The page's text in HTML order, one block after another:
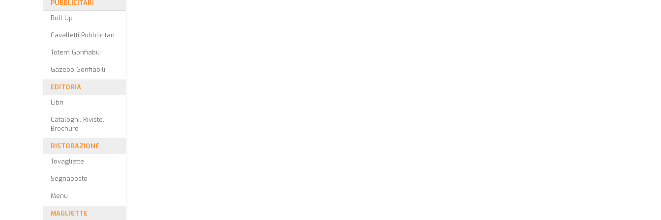
PUBBLICITARI
Roll Up
Cavalletti Pubblicitari
Totem Gonfiabili
Gazebo Gonfiabili
EDITORIA
Libri
Cataloghi, Riviste,
Brochure
RISTORAZIONE
Tovagliette
Segnaposto
Menu
MAGLIETTE